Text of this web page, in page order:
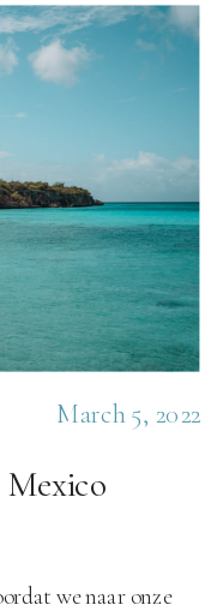
Mexico
we naar onze
March 5, 2022